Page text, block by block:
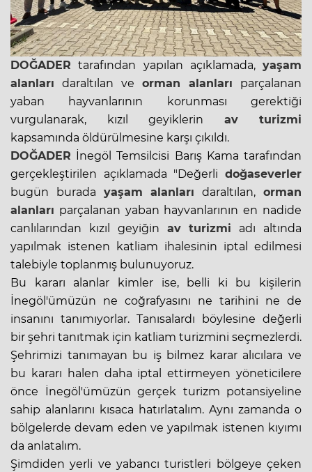
DOĞADER tarafından yapılan açıklamada, yaşam
alanları daraltılan ve orman alanları parçalanan
yaban hayvanlarının korunması gerektiği
vurgulanarak, kızıl geyiklerin av turizmi
kapsamında öldürülmesine karşı çıkıldı.
DOĞADER İnegöl Temsilcisi Barış Kama tarafından
gerçekleştirilen açıklamada "Değerli doğaseverler
bugün burada yaşam alanları daraltılan,orman
alanları parçalanan yaban hayvanlarının en nadide
canlılarından kızıl geyiğin av turizmi adı altında
yapılmak istenen katliam ihalesinin iptal edilmesi
talebiyle toplanmış bulunuyoruz.
Bu kararı alanlar kimler ise, belli ki bu kişilerin
İnegöl'ümüzün ne coğrafyasını ne tarihini ne de
insanını tanımıyorlar. Tanısalardı böylesine değerli
bir şehri tanıtmak için katliam turizmini seçmezlerdi.
Şehrimizi tanımayan bu iş bilmez karar alıcılara ve
bu kararı halen daha iptal ettirmeyen yöneticilere
önce İnegöl'ümüzün gerçek turizm potansiyeline
sahip alanlarını kısaca hatırlatalım. Aynı zamanda o
bölgelerde devam eden ve yapılmak istenen kıyımı
da anlatalım.
Şimdiden yerli ve yabancı turistleri bölgeye çeken